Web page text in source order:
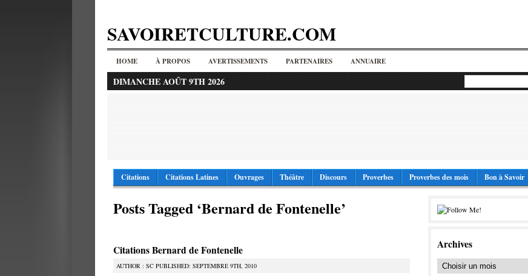
SAVOIRETCULTURE.COM
HOME À PROPOS AVERTISSEMENTS PARTENAIRES ANNUAIRE
DIMANCHE AOÛT 9TH 2026
Citations Citations Latines Ouvrages Théâtre Discours Proverbes Proverbes des mois Bon à Savoir
Posts Tagged ‘Bernard de Fontenelle’
Citations Bernard de Fontenelle
AUTHOR : SC PUBLISHED: SEPTEMBRE 9TH, 2010
Archives